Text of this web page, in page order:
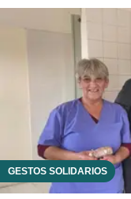
GESTOS SOLIDARIOS